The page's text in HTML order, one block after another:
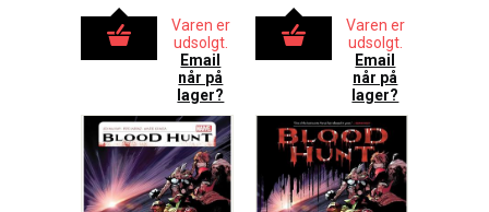
Varen er
udsolgt.
Email
når på
lager?
Varen er
udsolgt.
Email
når på
lager?